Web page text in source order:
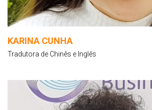
KARINA CUNHA
Tradutora de Chinês e Inglês